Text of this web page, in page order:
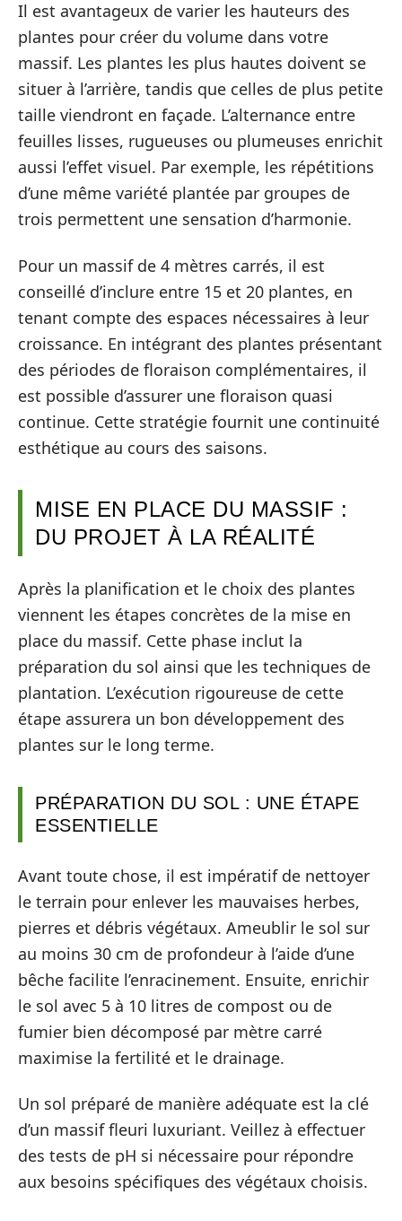
Il est avantageux de varier les hauteurs des
plantes pour créer du volume dans votre
massif. Les plantes les plus hautes doivent se
situer à l’arrière, tandis que celles de plus petite
taille viendront en façade. L’alternance entre
feuilles lisses, rugueuses ou plumeuses enrichit
aussi l’effet visuel. Par exemple, les répétitions
d’une même variété plantée par groupes de
trois permettent une sensation d’harmonie.
Pour un massif de 4 mètres carrés, il est
conseillé d’inclure entre 15 et 20 plantes, en
tenant compte des espaces nécessaires à leur
croissance. En intégrant des plantes présentant
des périodes de floraison complémentaires, il
est possible d’assurer une floraison quasi
continue. Cette stratégie fournit une continuité
esthétique au cours des saisons.
MISE EN PLACE DU MASSIF :
DU PROJET À LA RÉALITÉ
Après la planification et le choix des plantes
viennent les étapes concrètes de la mise en
place du massif. Cette phase inclut la
préparation du sol ainsi que les techniques de
plantation. L’exécution rigoureuse de cette
étape assurera un bon développement des
plantes sur le long terme.
PRÉPARATION DU SOL : UNE ÉTAPE
ESSENTIELLE
Avant toute chose, il est impératif de nettoyer
le terrain pour enlever les mauvaises herbes,
pierres et débris végétaux. Ameublir le sol sur
au moins 30 cm de profondeur à l’aide d’une
bêche facilite l’enracinement. Ensuite, enrichir
le sol avec 5 à 10 litres de compost ou de
fumier bien décomposé par mètre carré
maximise la fertilité et le drainage.
Un sol préparé de manière adéquate est la clé
d’un massif fleuri luxuriant. Veillez à effectuer
des tests de pH si nécessaire pour répondre
aux besoins spécifiques des végétaux choisis.